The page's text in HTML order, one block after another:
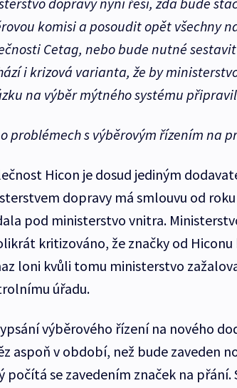
komisi a posoudit opět všechny
Cetag, nebo bude nutné
i krizová varianta, že by
na výběr mýtného systému
problémech s výběrovým řízením na
Hicon je dosud jediným
dopravy má smlouvu od
pod ministerstvo vnitra.
kritizováno, že značky od
loni kvůli tomu ministerstvo
úřadu.
výběrového řízení na nového
aspoň v období, než bude zaveden
počítá se zavedením značek na